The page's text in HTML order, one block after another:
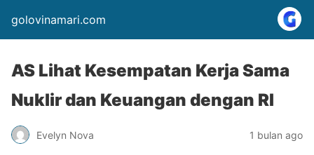
golovinamari.com
AS Lihat Kesempatan Kerja Sama
Nuklir dan Keuangan dengan RI
Evelyn Nova 1 bulan ago